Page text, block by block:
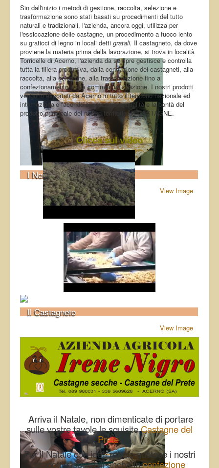
I Nostri Prodotti
View Image
Il Castagneto
View Image
Sin dall'inizio i metodi di gestione, raccolta, selezione e
trasformazione sono stati basati su procedimenti del tutto
naturali e tradizionali, l'azienda, ancora oggi, utilizza per
l'essiccazione delle castagne, un procedimento a fuoco lento
su graticci di legno in locali detti gratali. Il castagneto, da dove
proviene la materia prima della lavorazione, si trova in località
Torricelle di Acerno, l'azienda da sempre gestisce e controlla
tutta la filiera produttiva, dalla conduzione dei castagneti, alla
raccolta, alla selezione, alla trasformazione fino al
confezionamento e alla commercializzazione. I nostri prodotti
vengono esportati da Acerno in tutto il territorio nazionale ed
internazionale facendo apprezzare la qualità e la bontà del
prodotto principale del nostro territorio: le CASTAGNE.
Clicca sul video
Arriva il Natale, non dimenticate di portare
sulle vostre tavole le squisiteCastagne del
Prete.
Per il Natale con idee regalo gustose i nostri
prodotti disponibili anche inconfezione